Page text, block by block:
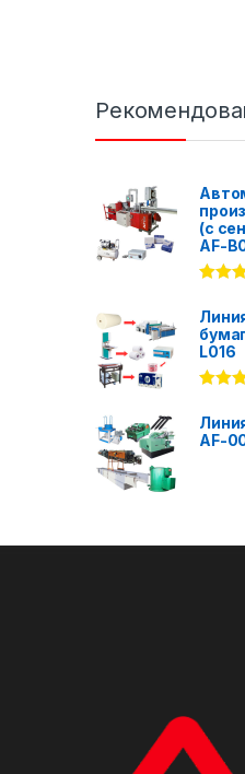
(с
AF-
out of 5
L016
out of 5
AF-